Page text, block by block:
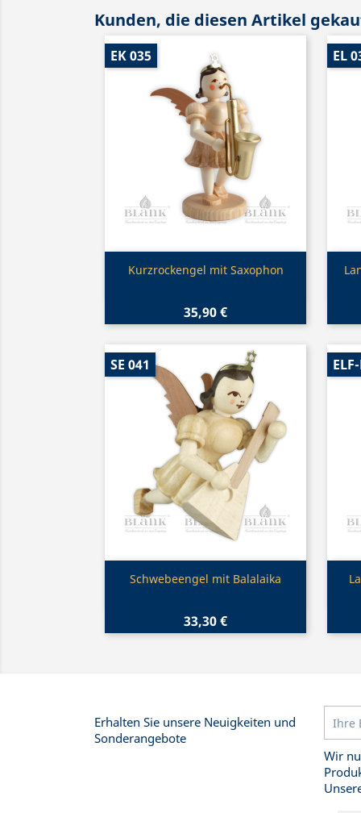
Kunden, die diesen Artikel
Vorschau
Kurzrockengel mit Saxophon
35,90 €
EK 035 EL
Vorschau
Schwebeengel mit Balalaika
33,30 €
SE 041
Erhalten Sie unsere Neuigkeiten und
Sonderangebote
Wir